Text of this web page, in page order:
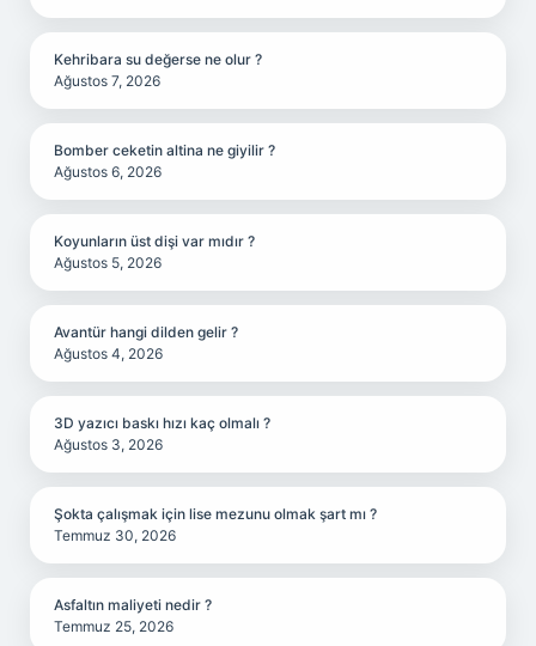
Kehribara su değerse ne olur ?
Ağustos 7, 2026
Bomber ceketin altina ne giyilir ?
Ağustos 6, 2026
Koyunların üst dişi var mıdır ?
Ağustos 5, 2026
Avantür hangi dilden gelir ?
Ağustos 4, 2026
3D yazıcı baskı hızı kaç olmalı ?
Ağustos 3, 2026
Şokta çalışmak için lise mezunu olmak şart mı ?
Temmuz 30, 2026
Asfaltın maliyeti nedir ?
Temmuz 25, 2026